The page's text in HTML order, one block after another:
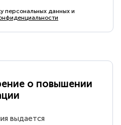
персональных данных и
о повышении
выдается